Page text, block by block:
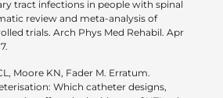
tract infections in people with spinal
review and meta-analysis of
trials. Arch Phys Med Rehabil. Apr
Moore KN, Fader M. Erratum.
Which catheter designs,